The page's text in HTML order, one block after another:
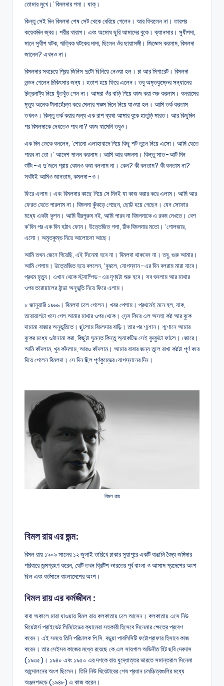
তোমার মুখে।’ বিমলদার গলা। যাক্।
কিন্তু সেই দিন বিমলদা শেষ সেট থেকে বেরিয়ে গেলেন। আর ফিরলেন না। তারপর
কয়েকদিন জ্বর। শরীর খারাপ। এবং অমোঘ ছুরি আমাদের বুকে। ক্যানসার। সুধীশদা,
মানে সুধীশ ঘটক, ঋত্বিক ঘটকের দাদা, ছিলেন ওঁর ছায়াসঙ্গী। জিজ্ঞেস করলাম, বিমলদা
জানেন? এখনও না।
বিমলদার সবচেয়ে প্রিয় জিনিস দুটো ছিনিয়ে নেওয়া হল। চা আর সিগারেট। বিমলদা
লন্ডন গেলেন চিকিৎসার জন্য। হতাশ হয়ে ফিরে এলেন। তবু অমৃতকুম্ভের সন্ধানের
চিত্রনাট্য নিয়ে খুঁতখুঁত গেল না। আমরা ওঁর বাড়ি গিয়ে কাজ করা শুরু করলাম। বলরামের
মৃত্যু অনেক টানাহেঁচড়া করে মেলার পঞ্চম দিনে নিয়ে যাওয়া হল। আমি তর্ক করতাম
তখনও। কিন্তু তর্ক করার জন্য এক রাশ ব্যথা আমার বুকে হাতুড়ি মারত। আর কিছুদিন
পর বিমলদাকে দেখতেও পাব না? কাজ থামেনি তবুও।
এক দিন ডেকে বললেন, ‘শোনো এলাহাবাদে গিয়ে কিছু শট তুলে নিয়ে এসো। আমি যেতে
পারব না তো।’ আদেশ পালন করলাম। আমি আর কমলদা। কিন্তু সাত-আট দিন
শুটিং-এ দু’জনে প্রায় কোনও কথা বললাম না। কেন? কী বলতাম? কী বলতাম না?
সবটাই আমিও জানতাম, কমলদা-ও।
ফিরে এলাম। এবং বিমলদার কাছে গিয়ে সে দিনই যা কাজ করার করে এলাম। আমি আর
ফেরত যেতে পারলাম না। বিমলদা কুঁকড়ে গেছেন, ছোট্ট হয়ে গেছেন। যেন সোফার
মধ্যে একটা কুশন। আমি বীরপুরুষ নই, আমি পারব না বিমলদাকে এ রকম দেখতে। বেশ
ক’দিন পর এক দিন হঠাৎ ফোন। উত্তেজিত গলা, ঠিক বিমলদার মতো। ‘গোলজার,
এসো। অমৃতকুম্ভ নিয়ে আলোচনা আছে।
আমি তখন জেনে গিয়েছি, এই সিনেমা হবে না। বিমলদা থাকবেন না। তবু, গুরু আমার।
আমি গেলাম। উত্তেজিত হয়ে বললেন, ‘বুঝলে, যোগস্নান-এর দিন বলরাম মারা যাবে।
প্রথম মৃত্যু। এখান থেকে স্ট্যাম্পিড-এর দৃশ্যটা শুরু হবে। সব শুনলাম আর মাথার
ওপর তরোয়ালের ঠান্ডা অনুভূতি নিয়ে ফিরে এলাম।
৮ জানুয়ারি ১৯৬৬। বিমলদা চলে গেলেন। খবর পেলাম। প্রথমেই মনে হল, যাক,
তরোয়ালটা খসে গেল আমার মাথার ওপর থেকে। সেন্স ফিরে এল অসহা কষ্ট আর বুকে
দামামা বাজার অনুভূতিতে। ছুটলাম বিমলদার বাড়ি। তার পর শ্মশান। শ্মশানে আমার
বুকের মধ্যে ওঠানামা করা, কিছুটা ঘুমন্ত কিন্তু অ্যাকটিভ সেই বুদ্বুদটা ফাটল। জোরে।
আমি কাঁদলাম, খুব কাঁদলাম, আরও কাঁদলাম। আমার বাবার জন্য তুলে রাখা কষ্টটা পূর্ণ করে
দিয়ে গেলেন বিমলদা। সে দিন ছিল পূর্ণকুম্ভের যোগস্নানের দিন।
বিমল রায়
বিমল রায় এর জন্ম:
বিমল রায় ১৯০৯ সালের ১২ জুলাই তারিখে ঢাকার সুয়াপুরে একটি বাঙালি বৈদ্য জমিদার
পরিবারে জন্মগ্রহণ করেন, যেটি তখন ব্রিটিশ ভারতের পূর্ব বাংলা ও আসাম প্রদেশের অংশ
ছিল এবং বর্তমানে বাংলাদেশের অংশ।
বিমল রায় এর কর্মজীবন :
বাবা অকালে মারা যাওয়ায় বিমল রায় কলকাতায় চলে আসেন। কলকাতায় এসে নিউ
থিয়েটার্স প্রাইভেট লিমিটেডের ক্যামেরা সহকারী হিসেবে সিনেমার ক্ষেত্রে প্রবেশ
করেন। এই সময়ে তিনি পরিচালক পি.সি. বড়ুয়া পাবলিসিটি ফটোগ্রাফার হিসাবে কাজ
করেন। তার সেইসব কাজের মধ্যে রয়েছে কে.এল সায়গাল অভিনীত হিট ছবি দেবদাস
(১৯৩৫)। ১৯৪০ এবং ১৯৫০ এর দশকে রায় যুদ্ধোত্তর ভারতে সমান্তরাল সিনেমা
আন্দোলনের অংশ ছিলেন। তিনি নিউ থিয়েটারের শেষ প্রধান চলচ্চিত্রগুলির মধ্যে
অঞ্জনগডড়ে (১৯৪৮) এ কাজ করেন।